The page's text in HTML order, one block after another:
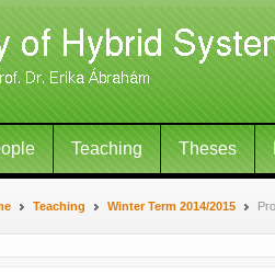
Teaching Theses
Teaching Winter Term 2014/2015